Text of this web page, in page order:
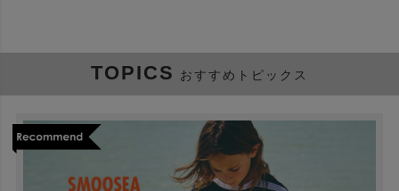
TOPICS おすすめトピックス